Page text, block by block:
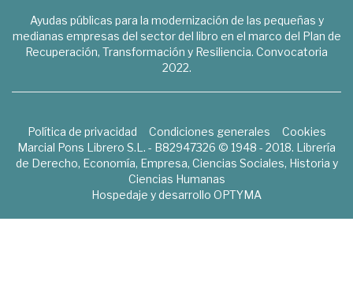
Ayudas públicas para la modernización de las pequeñas y
medianas empresas del sector del libro en el marco del Plan de
Recuperación, Transformación y Resiliencia. Convocatoria
2022.
Política de privacidad Condiciones generales
Cookies
Marcial Pons Librero S.L. - B82947326 © 1948 - 2018. Librería
de Derecho, Economía, Empresa, Ciencias Sociales, Historia y
Ciencias Humanas
Hospedaje y desarrollo OPTYMA